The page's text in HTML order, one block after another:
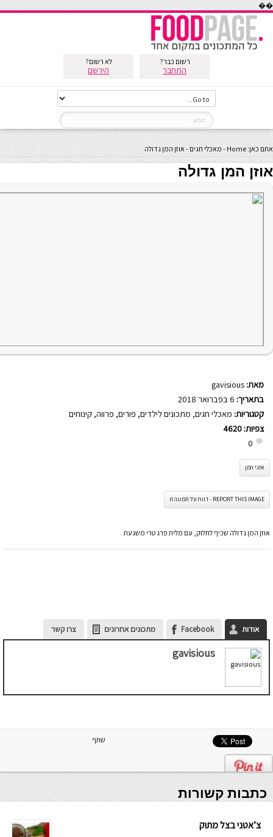
��
רשום כבר?
התחבר
לא רשום?
הירשם
אתם כאן: Home
- מאכלי חגים - אוזן המן גדולה
אוזן המן גדולה
מאת: gavisious
בתאריך:
קטגוריות: מאכלי חגים, מתכונים לילדים, פורים, פרווה, קינוחים
צפיות: 4620
0
אזני המן
REPORT THIS IMAGE - דווח על תמונה זו
אוזן המן גדולה שכיף לחלוק, עם מלית פרג טרי משגעת
אודות Facebook מתכונים אחרונים צרו קשר
gavisious
שתף
כתבות קשורות
צ’אטני בצל מתוק